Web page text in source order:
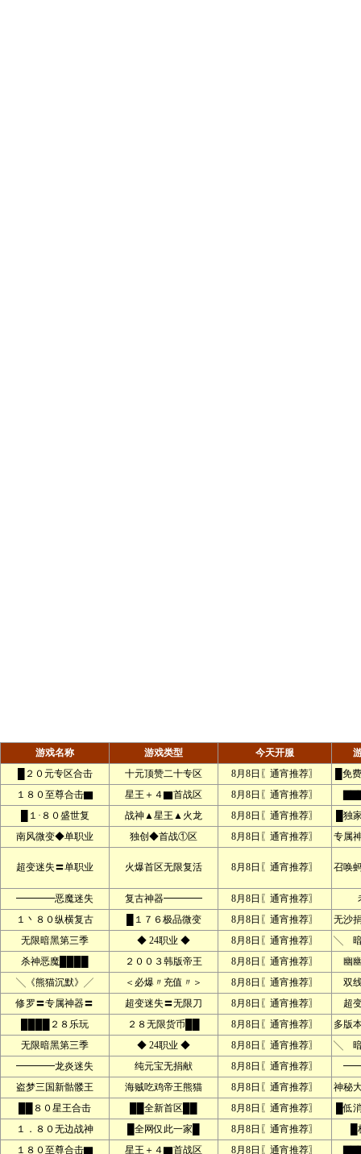
游戏名称 游戏类型 今天开服
█２０元专区合击
十元顶赞二十专区 8月8日〖通宵推荐〗
█免
１８０至尊合击▇
星王＋４▇首战区 8月8日〖通宵推荐〗
█１·８０盛世复
战神▲星王▲火龙 8月8日〖通宵推荐〗
█独
南风微变◆单职业
独创◆首战①区 8月8日〖通宵推荐〗 专属
超变迷失〓单职业 火爆首区无限复活 8月8日〖通宵推荐〗 召唤
━━━━恶魔迷失 复古神器━━━━ 8月8日〖通宵推荐〗
１丶８０纵横复古
█１７６极品微变 8月8日〖通宵推荐〗
无沙
无限暗黑第三季
◆ 24职业 ◆ 8月8日〖通宵推荐〗
╲ 暗
杀神恶魔████
２００３韩版帝王 8月8日〖通宵推荐〗
幽
╲《熊猫沉默》╱
＜必爆〃充值〃＞ 8月8日〖通宵推荐〗
双
修罗〓专属神器〓
超变迷失〓无限刀 8月8日〖通宵推荐〗
超
████２８乐玩
２８无限货币██ 8月8日〖通宵推荐〗
多版
无限暗黑第三季
◆ 24职业 ◆ 8月8日〖通宵推荐〗
╲ 暗
━━━━龙炎迷失
纯元宝无捐献 8月8日〖通宵推荐〗
━━
盗梦三国新骷髅王
海贼吃鸡帝王熊猫 8月8日〖通宵推荐〗
神秘
██８０星王合击
██全新首区██ 8月8日〖通宵推荐〗
█低
１．８０无边战神
█全网仅此一家█ 8月8日〖通宵推荐〗
１８０至尊合击▇
星王＋４▇首战区 8月8日〖通宵推荐〗